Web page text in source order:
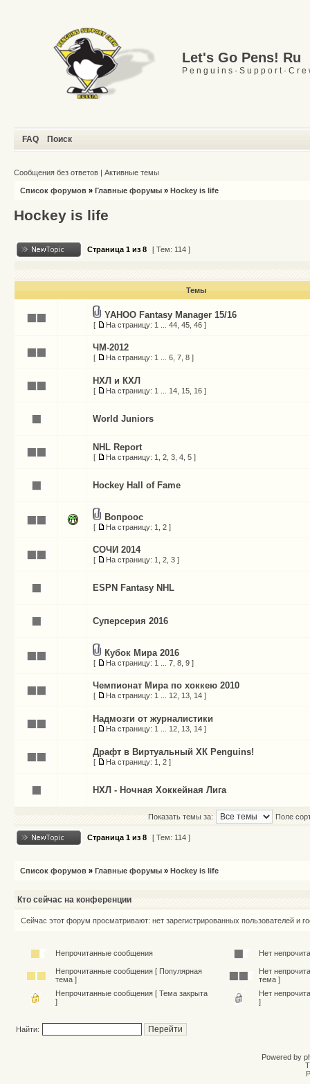
Let's Go Pens! Ru
P e n g u i n s · S u p p o r t · C r e
FAQ Поиск
Сообщения без ответов | Активные темы
Список форумов » Главные форумы » Hockey is life
Hockey is life
Страница 1 из 8 [ Тем: 114 ]
Темы
YAHOO Fantasy Manager 15/16
[ На страницу: 1 44 45 46 ]
ЧМ-2012
[ На страницу: 1 6 7 8 ]
НХЛ и КХЛ
[ На страницу: 1 14 15 16 ]
World Juniors
NHL Report
[ На страницу: 1 2 3 4 5 ]
Hockey Hall of Fame
Вопроос
[ На страницу: 1 2 ]
СОЧИ 2014
[ На страницу: 1 2 3 ]
ESPN Fantasy NHL
Суперсерия 2016
Кубок Мира 2016
[ На страницу: 1 7 8 9 ]
Чемпионат Мира по хоккею 2010
[ На страницу: 1 12 13 14 ]
Надмозги от журналистики
[ На страницу: 1 12 13 14 ]
Драфт в Виртуальный ХК Penguins!
[ На страницу: 1 2 ]
НХЛ - Ночная Хоккейная Лига
Показать темы за: Поле
Страница 1 из 8 [ Тем: 114 ]
Список форумов » Главные форумы » Hockey is life
Кто сейчас на конференции
Сейчас этот форум просматривают: нет зарегистрированных пользователей и
Непрочитанные сообщения Нет
Непрочитанные сообщения [ Популярная
тема ]
Нет
тема ]
Непрочитанные сообщения [ Тема закрыта
]
Нет
]
Найти:
Powered by